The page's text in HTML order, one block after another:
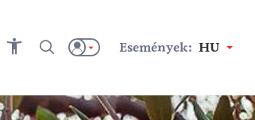
Események: HU